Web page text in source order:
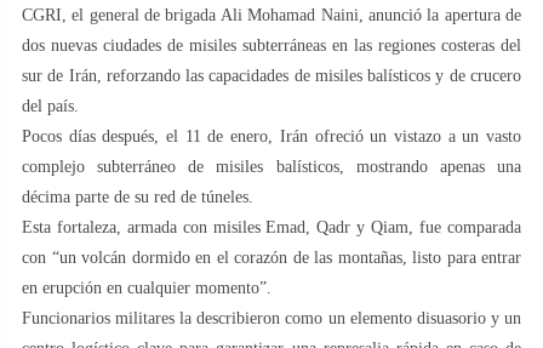
CGRI, el general de brigada Ali Mohamad Naini, anunció la apertura de
dos nuevas ciudades de misiles subterráneas en las regiones costeras del
sur de Irán, reforzando las capacidades de misiles balísticos y de crucero
del país.
Pocos días después, el 11 de enero, Irán ofreció un vistazo a un vasto
complejo subterráneo de misiles balísticos, mostrando apenas una
décima parte de su red de túneles.
Esta fortaleza, armada con misiles Emad, Qadr y Qiam, fue comparada
con “un volcán dormido en el corazón de las montañas, listo para entrar
en erupción en cualquier momento”.
Funcionarios militares la describieron como un elemento disuasorio y un